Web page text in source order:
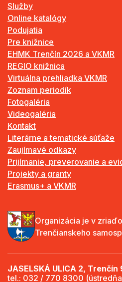
Služby
Online katalógy
Podujatia
Pre knižnice
EHMK Trenčín 2026 a VKMR
REGIO knižnica
Virtuálna prehliadka VKMR
Zoznam periodík
Fotogaléria
Videogaléria
Kontakt
Literárne a tematické súťaže
Zaujímavé odkazy
Prijímanie, preverovanie a
Projekty a granty
Erasmus+ a VKMR
Organizácia je v
Trenčianskeho
JASELSKÁ ULICA 2, Trenčín
tel.: 032 / 770 8300